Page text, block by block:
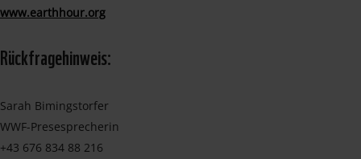
www.earthhour.org
Rückfragehinweis:
Sarah Bimingstorfer
WWF-Presesprecherin
+43 676 834 88 216